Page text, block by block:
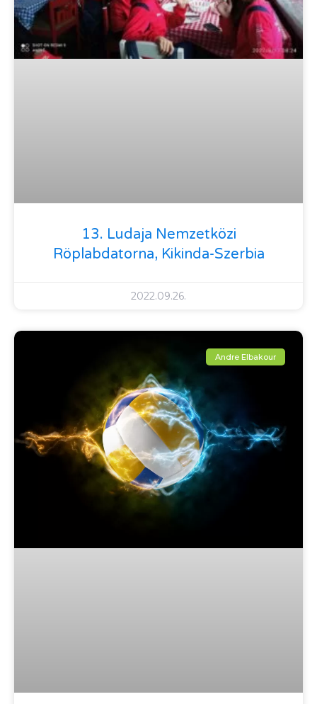
13. Ludaja Nemzetközi
Röplabdatorna, Kikinda-Szerbia
2022.09.26.
Andre Elbakour